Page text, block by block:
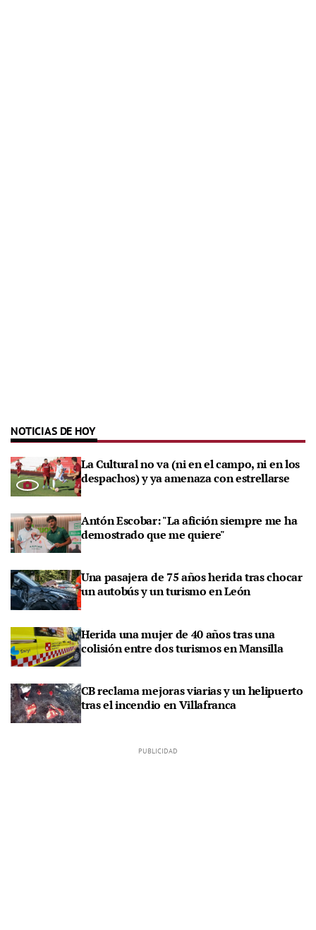
NOTICIAS DE HOY
La Cultural no va (ni en el campo, ni en los
despachos) y ya amenaza con estrellarse
Antón Escobar: "La afición siempre me ha
demostrado que me quiere"
Una pasajera de 75 años herida tras chocar
un autobús y un turismo en León
Herida una mujer de 40 años tras una
colisión entre dos turismos en Mansilla
CB reclama mejoras viarias y un helipuerto
tras el incendio en Villafranca